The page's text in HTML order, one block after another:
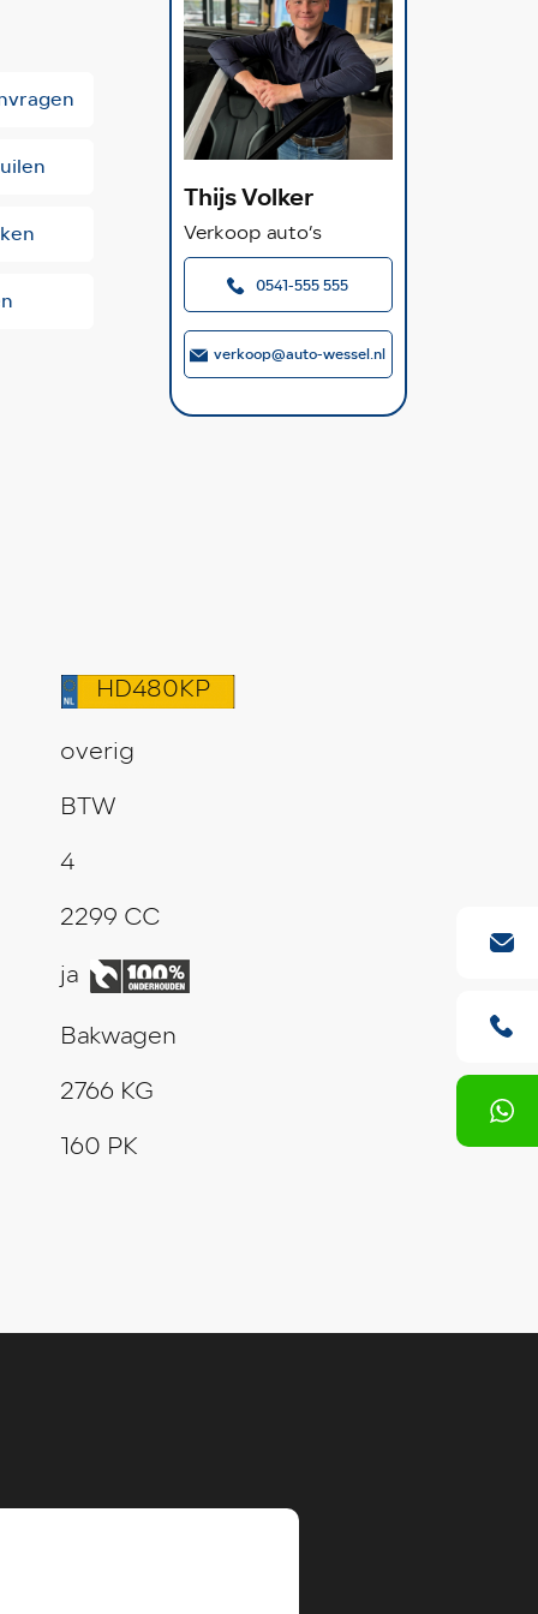
Thijs Volker
Verkoop auto’s
0541-555 555
verkoop@auto-wessel.nl
HD480KP
overig
BTW
4
2299 CC
ja
Bakwagen
2766 KG
160 PK